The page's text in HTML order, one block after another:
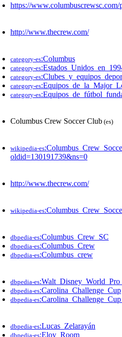
https://www.columbuscrewsc.com/
http://www.thecrew.com/
category-es:Columbus
category-es
category-es
category-es
category-es
Columbus Crew Soccer Club (es)
wikipedia-es
oldid=130191739&ns=0
http://www.thecrew.com/
wikipedia-es
dbpedia-es:Columbus_Crew_SC
dbpedia-es:Columbus_Crew
dbpedia-es:Columbus_crew
dbpedia-es
dbpedia-es:Carolina_Challenge_Cup
dbpedia-es
dbpedia-es:Lucas_Zelarayán
dbpedia-es:Eloy_Room